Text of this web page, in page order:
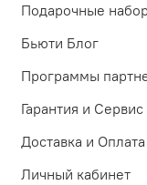
Подарочные
Бьюти Блог
Программы
Гарантия и Сервис
Доставка и Оплата
Личный кабинет